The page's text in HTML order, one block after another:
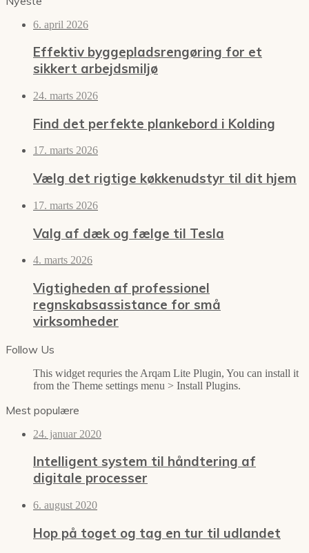
6. april 2026
Effektiv byggepladsrengøring for et
sikkert arbejdsmiljø
24. marts 2026
Find det perfekte plankebord i Kolding
17. marts 2026
Vælg det rigtige køkkenudstyr til dit hjem
17. marts 2026
Valg af dæk og fælge til Tesla
4. marts 2026
Vigtigheden af professionel
regnskabsassistance for små
virksomheder
Follow Us
This widget requries the Arqam Lite Plugin, You can install it
from the Theme settings menu > Install Plugins.
Mest populære
24. januar 2020
Intelligent system til håndtering af
digitale processer
6. august 2020
Hop på toget og tag en tur til udlandet